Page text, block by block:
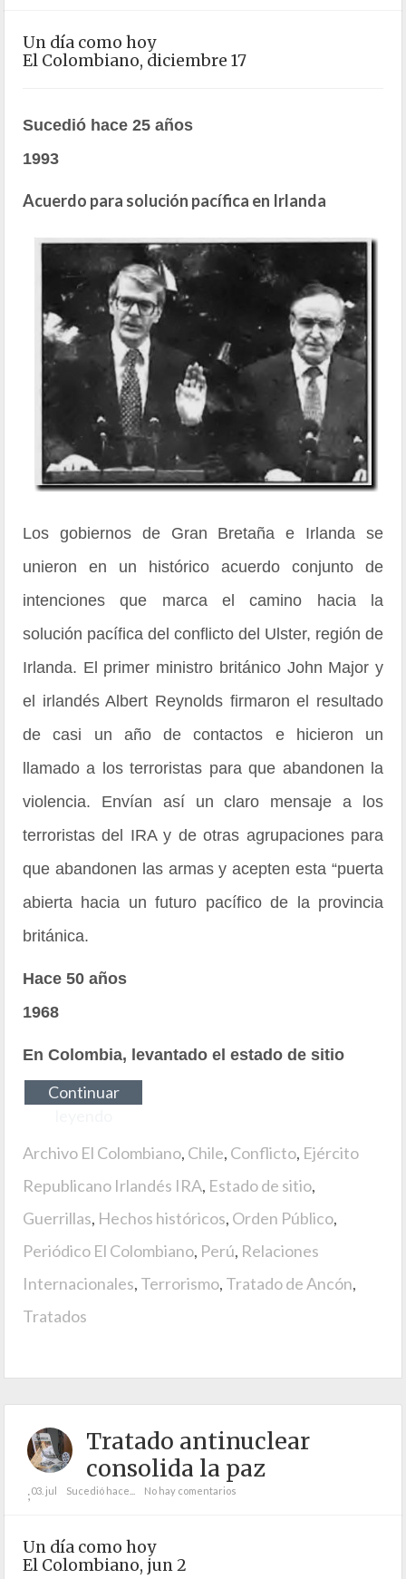
Un día como hoy
El Colombiano, diciembre 17
Sucedió hace 25 años
1993
Acuerdo para solución pacífica en Irlanda
Los gobiernos de Gran Bretaña e Irlanda se
unieron en un histórico acuerdo conjunto de
intenciones que marca el camino hacia la
solución pacífica del conflicto del Ulster, región de
Irlanda. El primer ministro británico John Major y
el irlandés Albert Reynolds firmaron el resultado
de casi un año de contactos e hicieron un
llamado a los terroristas para que abandonen la
violencia. Envían así un claro mensaje a los
terroristas del IRA y de otras agrupaciones para
que abandonen las armas y acepten esta “puerta
abierta hacia un futuro pacífico de la provincia
británica.
Hace 50 años
1968
En Colombia, levantado el estado de sitio
Continuar
Archivo El Colombiano, Chile, Conflicto, Ejército
Republicano Irlandés IRA, Estado de sitio,
Guerrillas, Hechos históricos, Orden Público,
Periódico El Colombiano, Perú, Relaciones
Internacionales, Terrorismo, Tratado de Ancón,
Tratados
Tratado antinuclear
consolida la paz
;03. jul Sucedió hace... No hay comentarios
Un día como hoy
El Colombiano, jun 2